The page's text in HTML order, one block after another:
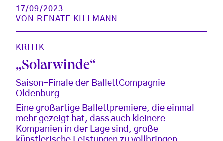
17/09/2023
VON
RENATE KILLMANN
KRITIK
„Solarwinde“
Saison-Finale der BallettCompagnie
Oldenburg
Eine großartige Ballettpremiere, die einmal
mehr gezeigt hat, dass auch kleinere
Kompanien in der Lage sind, große